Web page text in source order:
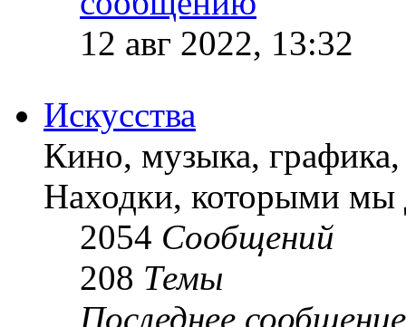
12 авг 2022, 13:32
Искусства
Кино, музыка, графика,
Находки, которыми мы
2054 Сообщений
208 Темы
Последнее сообщение